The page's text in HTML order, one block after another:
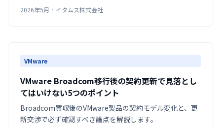
2026年5月 · イタムス株式会社
VMware
VMware Broadcom移行後の契約更新で見落とし
てはいけない5つのポイント
Broadcom買収後のVMware製品の契約モデル変化と、更
新交渉で必ず確認すべき論点を解説します。